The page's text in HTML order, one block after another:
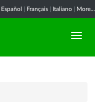
Español Français Italiano More...